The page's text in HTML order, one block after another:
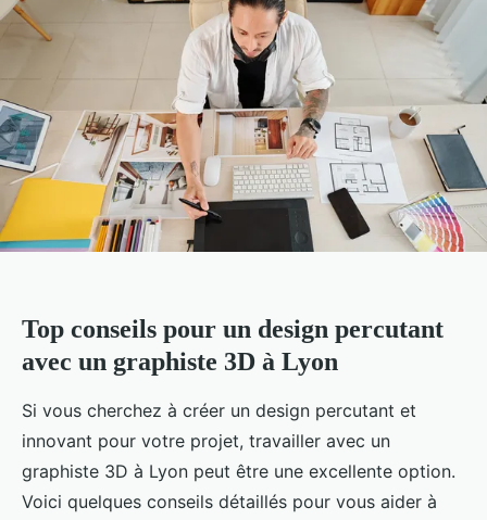
Top conseils pour un design percutant
avec un graphiste 3D à Lyon
Si vous cherchez à créer un design percutant et
innovant pour votre projet, travailler avec un
graphiste 3D à Lyon peut être une excellente option.
Voici quelques conseils détaillés pour vous aider à